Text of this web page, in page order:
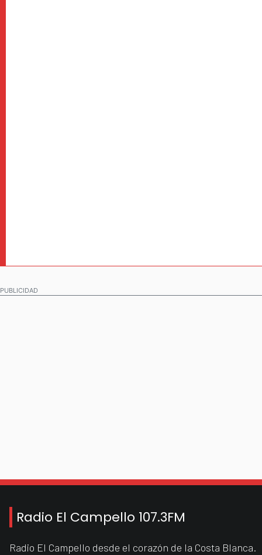
PUBLICIDAD
Radio El Campello 107.3FM
Radio El Campello desde el corazón de la Costa Blanca.